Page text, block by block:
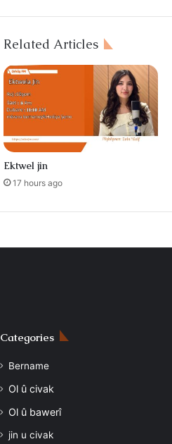
Related Articles
Ektwel jin
17 hours ago
Categories
Bername
Ol û civak
Ol û bawerî
jin u civak